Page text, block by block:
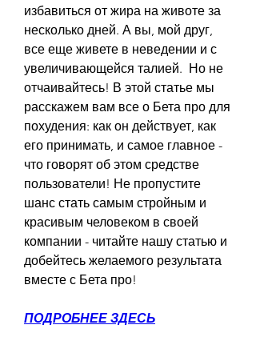
избавиться от жира на животе за
несколько дней. А вы, мой друг,
все еще живете в неведении и с
увеличивающейся талией.  Но не
отчаивайтесь! В этой статье мы
расскажем вам все о Бета про для
похудения: как он действует, как
его принимать, и самое главное -
что говорят об этом средстве
пользователи! Не пропустите
шанс стать самым стройным и
красивым человеком в своей
компании - читайте нашу статью и
добейтесь желаемого результата
вместе с Бета про!
ПОДРОБНЕЕ ЗДЕСЬ